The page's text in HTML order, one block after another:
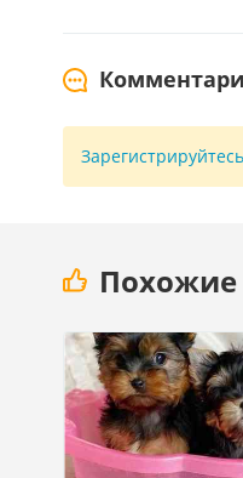
Зарегистрируйтесь
Похожие